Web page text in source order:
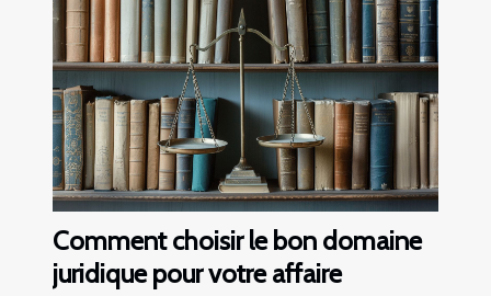
Comment choisir le bon domaine
juridique pour votre affaire